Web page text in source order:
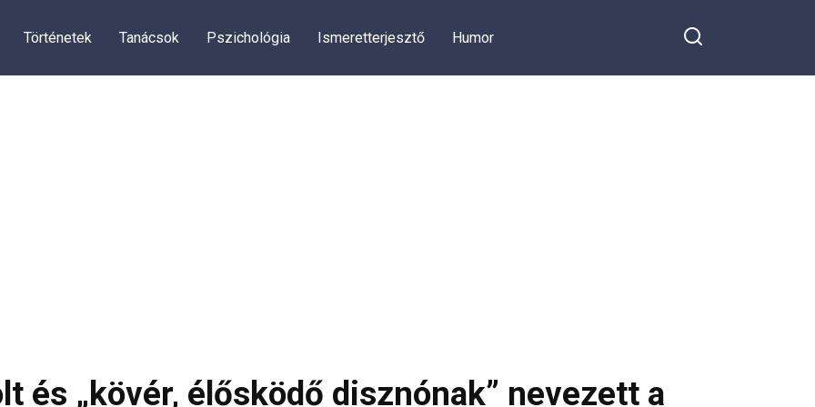
Történetek Tanácsok Pszichológia Ismeretterjesztő Humor
és „kövér, élősködő disznónak” nevezett a